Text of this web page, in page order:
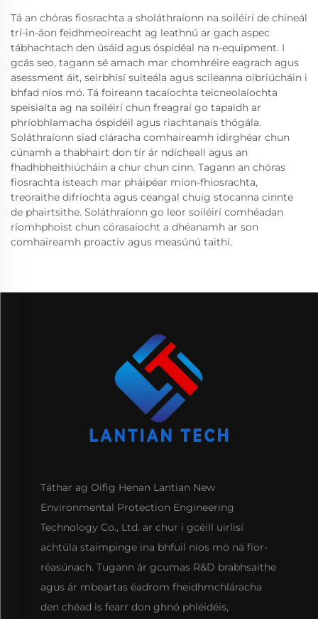
Tá an chóras fiosrachta a sholáthraíonn na soiléirí de chineál
trí-in-áon feidhmeoireacht ag leathnú ar gach aspec
tábhachtach den úsáid agus óspidéal na n-equipment. I
gcás seo, tagann sé amach mar chomhréire eagrach agus
asessment áit, seirbhísí suiteála agus scileanna oibriúcháin i
bhfad níos mó. Tá foireann tacaíochta teicneolaíochta
speisialta ag na soiléirí chun freagraí go tapaidh ar
phríobhlamacha óspidéil agus riachtanais thógála.
Soláthraíonn siad cláracha comhaireamh idirghéar chun
cúnamh a thabhairt don tír ár ndícheall agus an
fhadhbheithiúcháin a chur chun cinn. Tagann an chóras
fiosrachta isteach mar pháipéar mion-fhiosrachta,
treoraithe difríochta agus ceangal chuig stocanna cinnte
de phairtsithe. Soláthraíonn go leor soiléirí comhéadan
ríomhphoist chun córasaíocht a dhéanamh ar son
comhaireamh proactiv agus measúnú taithí.
Táthar ag Oifig Henan Lantian New
Environmental Protection Engineering
Technology Co., Ltd. ar chur i gcéill uirlisí
achtúla staimpinge ina bhfuil níos mó ná fíor-
réasúnach. Tugann ár gcumas R&D brabhsaithe
agus ár mbeartas éadrom fheidhmchláracha
den chéad is fearr don ghnó phléidéis,